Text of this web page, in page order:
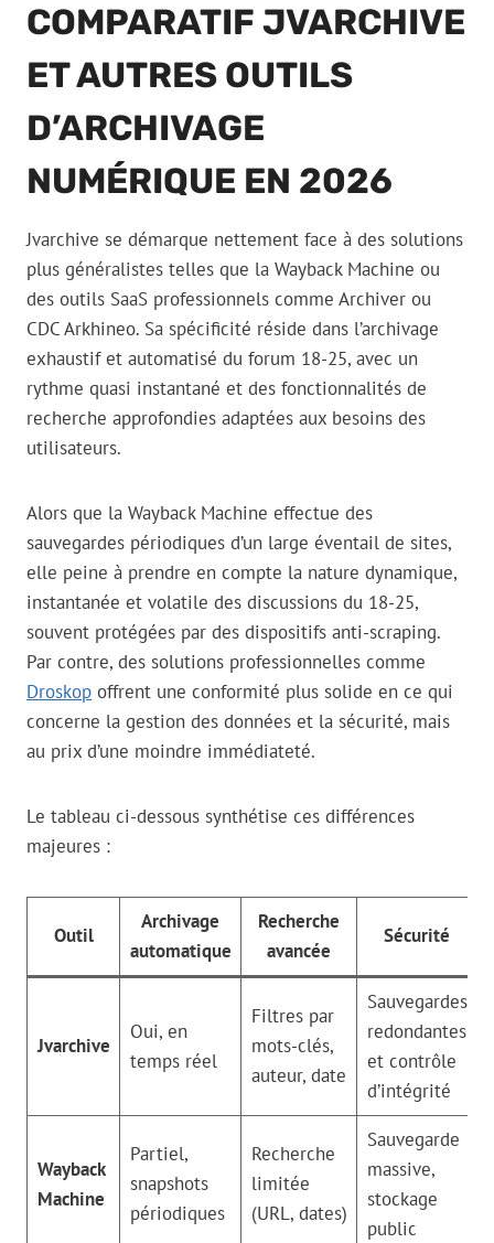
COMPARATIF JVARCHIVE
ET AUTRES OUTILS
D’ARCHIVAGE
NUMÉRIQUE EN 2026
Jvarchive se démarque nettement face à des solutions
plus généralistes telles que la Wayback Machine ou
des outils SaaS professionnels comme Archiver ou
CDC Arkhineo. Sa spécificité réside dans l’archivage
exhaustif et automatisé du forum 18-25, avec un
rythme quasi instantané et des fonctionnalités de
recherche approfondies adaptées aux besoins des
utilisateurs.
Alors que la Wayback Machine effectue des
sauvegardes périodiques d’un large éventail de sites,
elle peine à prendre en compte la nature dynamique,
instantanée et volatile des discussions du 18-25,
souvent protégées par des dispositifs anti-scraping.
Par contre, des solutions professionnelles comme
Droskop offrent une conformité plus solide en ce qui
concerne la gestion des données et la sécurité, mais
au prix d’une moindre immédiateté.
Le tableau ci-dessous synthétise ces différences
majeures :
Outil
Archivage
automatique
Recherche
avancée
Sécurité
Jvarchive
Oui, en
temps réel
Filtres par
mots-clés,
auteur, date
Sauvegardes
redondantes
et contrôle
d’intégrité
Wayback
Machine
Partiel,
snapshots
périodiques
Recherche
limitée
(URL, dates)
Sauvegarde
massive,
stockage
public